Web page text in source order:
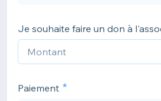
Je souhaite faire un don à
Paiement